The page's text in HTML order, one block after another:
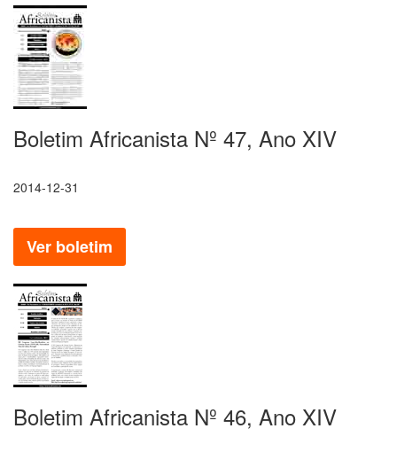
Boletim Africanista Nº 47, Ano XIV
2014-12-31
Ver boletim
Boletim Africanista Nº 46, Ano XIV